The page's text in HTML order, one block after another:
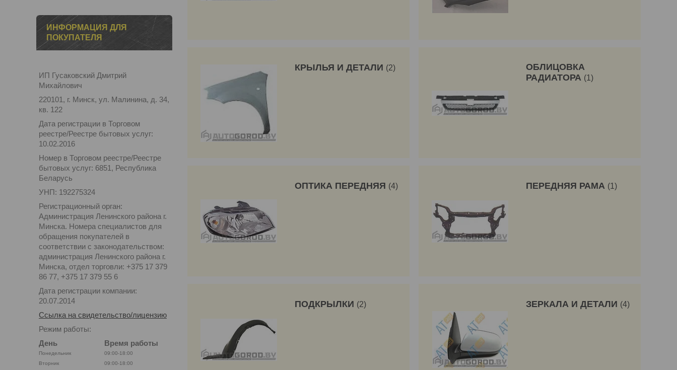
КРЫЛЬЯ И ДЕТАЛИ 2
ОБЛИЦОВКА
РАДИАТОРА
1
ОПТИКА ПЕРЕДНЯЯ 4 ПЕРЕДНЯЯ РАМА 1
ПОДКРЫЛКИ 2 ЗЕРКАЛА И ДЕТАЛИ 4
ИНФОРМАЦИЯ ДЛЯ
ПОКУПАТЕЛЯ
ИП Гусаковский Дмитрий
Михайлович
220101, г. Минск, ул. Малинина, д. 34,
кв. 122
Дата регистрации в Торговом
реестре/Реестре бытовых услуг:
10.02.2016
Номер в Торговом реестре/Реестре
бытовых услуг: 6851, Республика
Беларусь
УНП: 192275324
Регистрационный орган:
Администрация Ленинского района г.
Минска. Номера специалистов для
обращения покупателей в
соответствии с законодательством:
администрация Ленинского района г.
Минска, отдел торговли: +375 17 379
86 77, +375 17 379 55 6
Дата регистрации компании:
20.07.2014
Ссылка на свидетельство/лицензию
Режим работы:
День
Время работы
Понедельник
09:00-18:00
Вторник
09:00-18:00